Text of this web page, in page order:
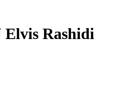
Elvis Rashidi